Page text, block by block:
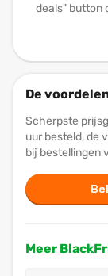
deals" button
De
Scherpste
uur besteld, de
bij bestellingen
Meer